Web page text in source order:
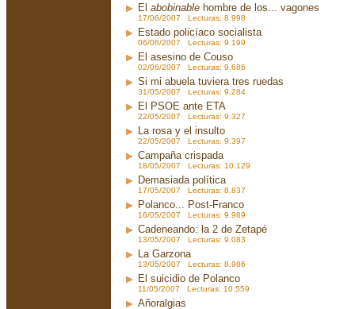
El abobinable hombre de los... vagones
17/06/2007 Lecturas: 8.998
Estado policíaco socialista
06/06/2007 Lecturas: 9.199
El asesino de Couso
02/06/2007 Lecturas: 9.686
Si mi abuela tuviera tres ruedas
31/05/2007 Lecturas: 9.284
El PSOE ante ETA
22/05/2007 Lecturas: 9.327
La rosa y el insulto
22/05/2007 Lecturas: 9.397
Campaña crispada
18/05/2007 Lecturas: 10.129
Demasiada política
17/05/2007 Lecturas: 8.837
Polanco... Post-Franco
16/05/2007 Lecturas: 9.989
Cadeneando: la 2 de Zetapé
13/05/2007 Lecturas: 9.083
La Garzona
13/05/2007 Lecturas: 8.986
El suicidio de Polanco
11/05/2007 Lecturas: 10.559
Añoralgias